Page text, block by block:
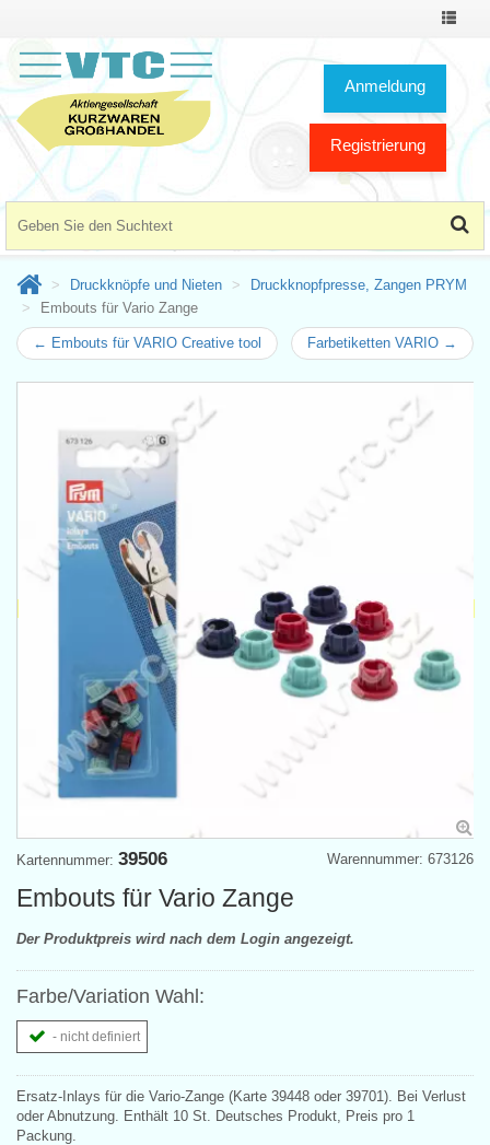
Toggle
Anmeldung
Registrierung
Druckknöpfe und Nieten
Druckknopfpresse, Zangen PRYM
Embouts für Vario Zange
← Embouts für VARIO Creative tool Farbetiketten VARIO →
Warennummer: 673126
Kartennummer: 39506
Embouts für Vario Zange
Der Produktpreis wird nach dem Login angezeigt.
Farbe/Variation Wahl:
- nicht definiert
Ersatz-Inlays für die Vario-Zange (Karte 39448 oder 39701). Bei Verlust
oder Abnutzung. Enthält 10 St. Deutsches Produkt, Preis pro 1
Packung.